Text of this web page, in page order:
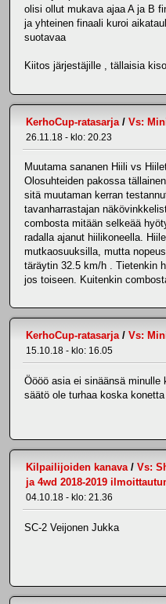
olisi ollut mukava ajaa A ja B
ja yhteinen finaali kuroi
suotavaa
Kiitos järjestäjille , tällaisia
KerhoCup-ratasarja / Vs:
26.11.18 - klo: 20.23
Muutama sananen Hiili vs
Olosuhteiden pakossa
sitä muutaman kerran
tavanharrastajan
combosta mitään selkeää
radalla ajanut hiilikoneella.
mutkaosuuksilla, mutta
täräytin 32.5 km/h . Tietenkin
jos toiseen. Kuitenkin
KerhoCup-ratasarja/ Vs:
15.10.18 - klo: 16.05
Öööö asia ei sinäänsä
säätö ole turhaa koska
Kilpailijoiden kanava/ Vs:
ja 4wd 2018-2019
04.10.18 - klo: 21.36
SC-2 Veijonen Jukka